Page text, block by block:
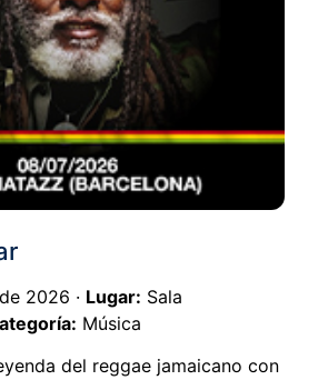
2026 · Lugar: Sala
Música
del reggae jamaicano con